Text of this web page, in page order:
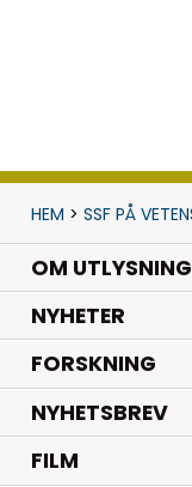
HEM > SSF PÅ
OM
NYHETER.
FORSKNING.
NYHETSBREV
FILM